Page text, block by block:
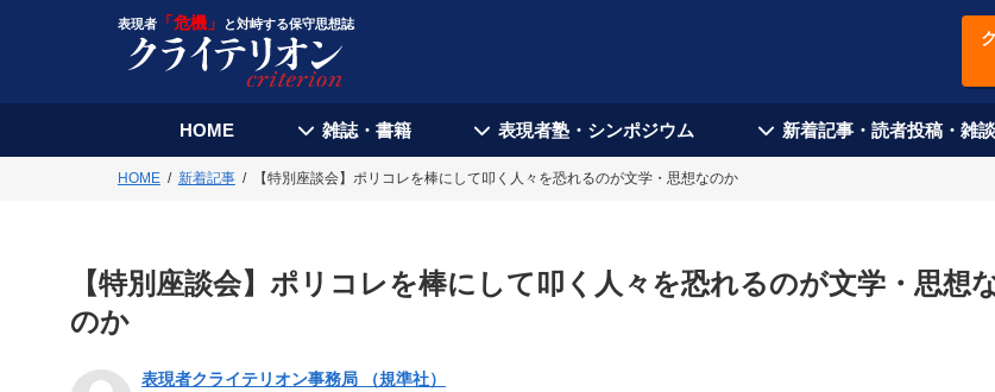
表現者「危機」 と対峙する保守思想誌
HOME 雑誌・書籍 表現者塾・シンポジウム 新着記事・読者投稿・雑談
HOME 新着記事 【特別座談会】ポリコレを棒にして叩く人々を恐れるのが文学・思想なのか
【特別座談会】ポリコレを棒にして叩く人々を恐れるのが文学・思想
のか
表現者クライテリオン事務局 （規準社）